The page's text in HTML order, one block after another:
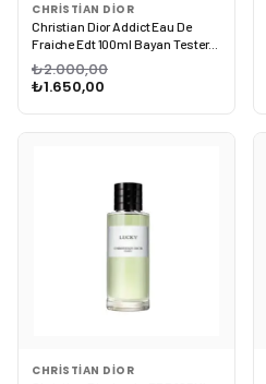
CHRISTIAN DIOR
Christian Dior Addict Eau De
Fraiche Edt 100ml Bayan Tester
Parfüm Woman
₺2.000,00
₺1.650,00
CHRISTIAN DIOR